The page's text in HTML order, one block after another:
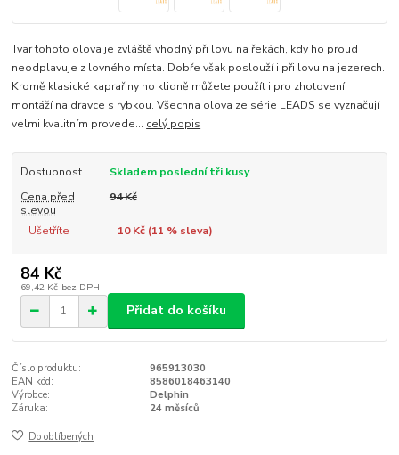
Tvar tohoto olova je zvláště vhodný při lovu na řekách, kdy ho proud
neodplavuje z lovného místa. Dobře však poslouží i při lovu na jezerech.
Kromě klasické kaprařiny ho klidně můžete použít i pro zhotovení
montáží na dravce s rybkou. Všechna olova ze série LEADS se vyznačují
velmi kvalitním provede... celý popis
Dostupnost
Skladem poslední tři kusy
Cena před
slevou
94 Kč
Ušetříte 10 Kč (11 % sleva)
84 Kč
69,42 Kč bez DPH
Přidat do košíku
Číslo produktu:
965913030
EAN kód:
8586018463140
Výrobce:
Delphin
Záruka:
24 měsíců
Do oblíbených